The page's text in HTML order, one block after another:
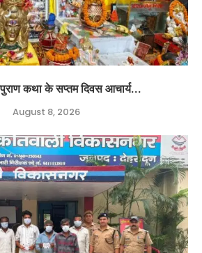
कथा के सप्तम दिवस आचार्य...
August 8, 2026